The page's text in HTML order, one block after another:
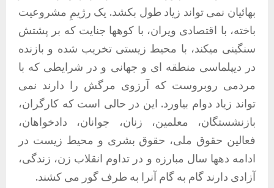
بهائیان نمی تواند زیاد طول بکشد. یک رژیمِ مشروعیت
باخته، با اقتصادی ویران، با کوهها جنایت که بر پشتش
سنگینی میکند، با محیط زیستی تخریب شده و بازنده
در دیپلماسی منطقه ای و جهانی و در شرایطی که با
مردمی روبروست که آرزوی مرگش را دارند نمی
تواند زیاد دوام بیاورد. این در حالی است که کارگران،
بازنشستگان، معلمین، زنان، جوانان، دادخواهان،
فعالین حقوق ملی، حقوق بشری و محیط زیست در
ادامه دهها سال مبارزه و در تداوم انقلاب زن، زندگی،
آزادی دارند گام به گام آنرا به طرف گور می کشند.